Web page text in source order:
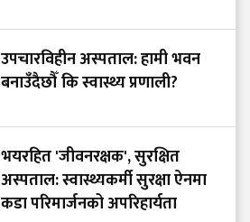
उपचारविहीन अस्पताल: हामी भवन
बनाउँदैछौँ कि स्वास्थ्य प्रणाली?
भयरहित 'जीवनरक्षक', सुरक्षित
अस्पताल: स्वास्थ्यकर्मी सुरक्षा ऐनमा
कडा परिमार्जनको अपरिहार्यता